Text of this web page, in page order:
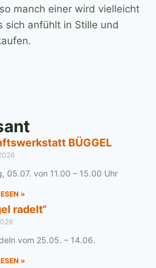
manch einer wird vielleicht
sich anfühlt in Stille und
BÜGGEL
05.07. von 11.00 – 15.00 Uhr
»
radelt“
vom 25.05. – 14.06.
»